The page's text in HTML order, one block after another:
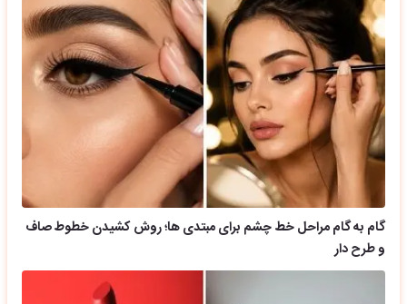
گام به گام مراحل خط چشم برای مبتدی ها؛ روش کشیدن خطوط صاف
و طرح دار